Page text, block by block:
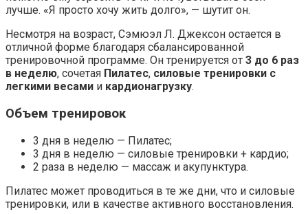
лучше. «Я просто хочу жить долго», — шутит он.
Несмотря на возраст, Сэмюэл Л. Джексон остается в
отличной форме благодаря сбалансированной
тренировочной программе. Он тренируется от 3 до 6 раз
в неделю, сочетая Пилатес, силовые тренировки с
легкими весами и кардионагрузку.
Объем тренировок
3 дня в неделю — Пилатес;
3 дня в неделю — силовые тренировки + кардио;
2 раза в неделю — массаж и акупунктура.
Пилатес может проводиться в те же дни, что и силовые
тренировки, или в качестве активного восстановления.